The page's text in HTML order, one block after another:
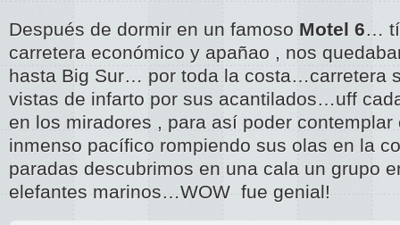
Después de dormir en un famosoMotel 6 …
carretera económico y apañao , nos
hasta Big Sur… por toda la costa…carretera
vistas de infarto por sus acantilados…uff
en los miradores , para así poder
inmenso pacífico rompiendo sus olas en la
paradas descubrimos en una cala un grupo
elefantes marinos…WOW fue genial!